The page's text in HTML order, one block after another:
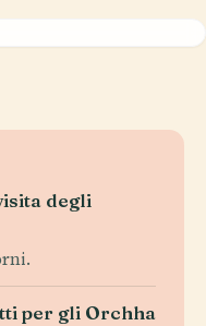
degli
per gli Orchha